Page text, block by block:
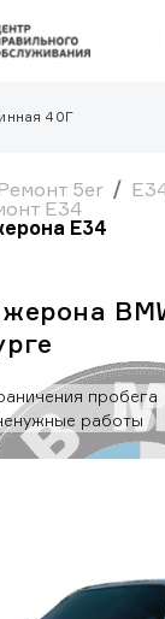
40Г
Ремонт 5er
E34
E34
пробега
работы